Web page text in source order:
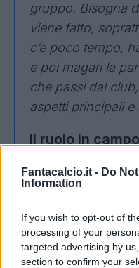
Fantacalcio.it - Do
Information
If you wish to opt-out of
processing of your
targeted advertising by
section to confirm your
gruppo. Bisogna
viene fatto,
c’è poco tempo,
e poi magari la
che passi dal
aspetti principali e
Il ruolo in
"Penso di poter
cosa viene
mezzali di
costruzione.
Il cammino